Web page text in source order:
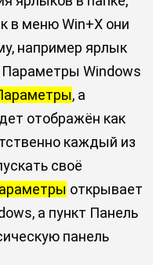
в меню Win+X они
например ярлык
Параметры Windows
, а
отображён как
каждый из
своё
открывает
а пункт Панель
панель